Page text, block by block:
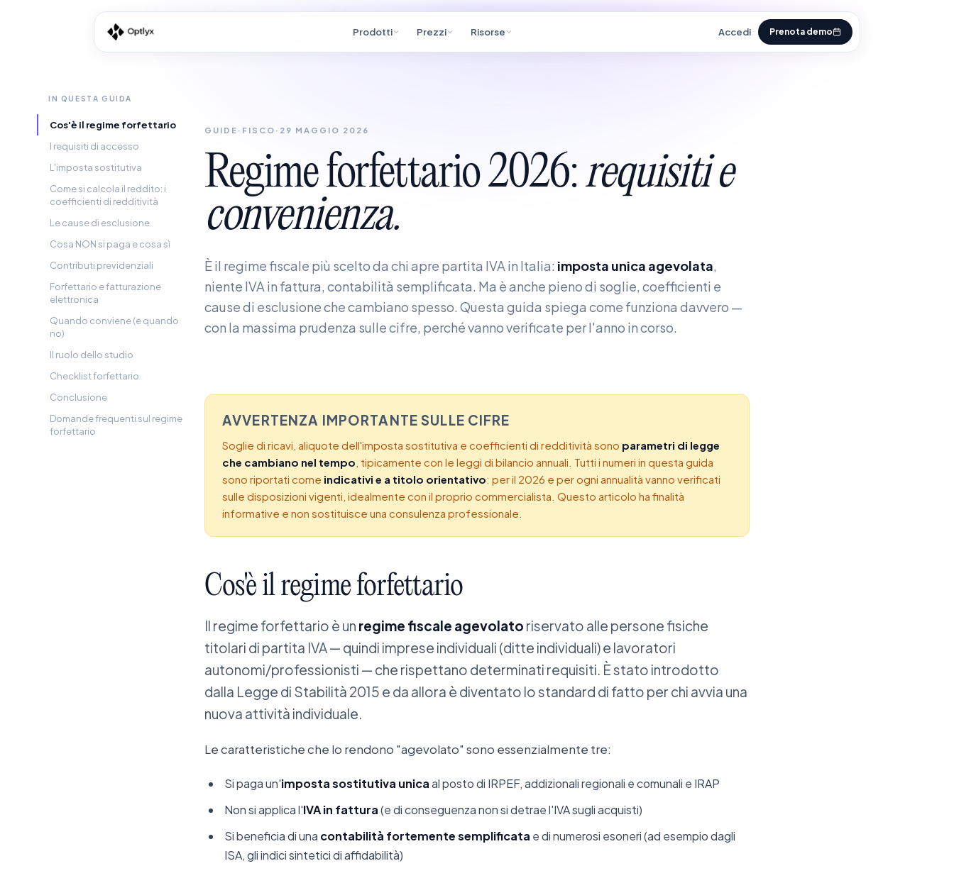
Prodotti Prezzi Risorse Accedi Prenota demo
GUIDE · FISCO · 29 MAGGIO 2026
Regimeforfettario2026:requisiti e
convenienza.
È il regime fiscale più scelto da chi apre partita IVA in Italia: imposta unica agevolata,
niente IVA in fattura, contabilità semplificata. Ma è anche pieno di soglie, coefficienti e
cause di esclusione che cambiano spesso. Questa guida spiega come funziona davvero —
con la massima prudenza sulle cifre, perché vanno verificate per l'anno in corso.
AVVERTENZA IMPORTANTE SULLE CIFRE
Soglie di ricavi, aliquote dell'imposta sostitutiva e coefficienti di redditività sono parametri di legge
che cambiano nel tempo , tipicamente con le leggi di bilancio annuali. Tutti i numeri in questa guida
sono riportati come indicativi e a titolo orientativo: per il 2026 e per ogni annualità vanno verificati
sulle disposizioni vigenti, idealmente con il proprio commercialista. Questo articolo ha finalità
informative e non sostituisce una consulenza professionale.
Cos'èilregimeforfettario
Il regime forfettario è un regime fiscale agevolato riservato alle persone fisiche
titolari di partita IVA — quindi imprese individuali (ditte individuali) e lavoratori
autonomi/professionisti — che rispettano determinati requisiti. È stato introdotto
dalla Legge di Stabilità 2015 e da allora è diventato lo standard di fatto per chi avvia una
nuova attività individuale.
Le caratteristiche che lo rendono "agevolato" sono essenzialmente tre:
Si paga un'imposta sostitutiva unicaal posto di IRPEF, addizionali regionali e comunali e IRAP
Non si applica l'IVA in fattura(e di conseguenza non si detrae l'IVA sugli acquisti)
Si beneficia di una contabilità fortemente semplificata e di numerosi esoneri (ad esempio dagli
ISA, gli indici sintetici di affidabilità)
IN QUESTA GUIDA
Cos'è il regime forfettario
I requisiti di accesso
L'imposta sostitutiva
Come si calcola il reddito: i
coefficienti di redditività
Le cause di esclusione
Cosa NON si paga e cosa sì
Contributi previdenziali
Forfettario e fatturazione
elettronica
Quando conviene (e quando
no)
Il ruolo dello studio
Checklist forfettario
Conclusione
Domande frequenti sul regime
forfettario